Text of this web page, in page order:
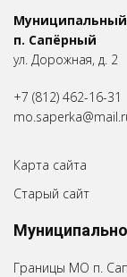
Муниципальный
п. Сапёрный
ул. Дорожная, д. 2
+7 (812) 462-16-31
Карта сайта
Старый сайт
Границы МО п.